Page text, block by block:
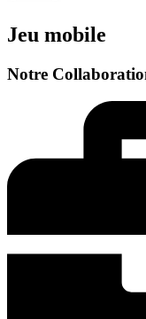
Jeu mobile
Notre